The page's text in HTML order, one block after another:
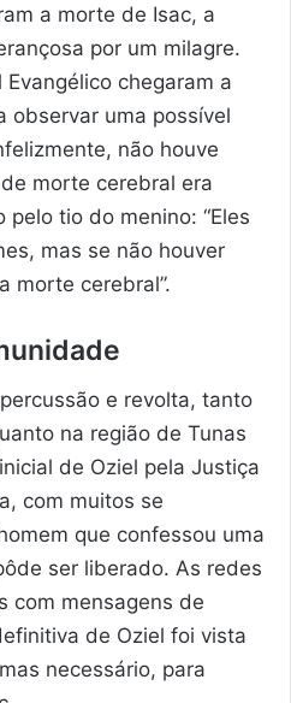
a morte de Isac, a
por um milagre.
chegaram a
observar uma possível
não houve
morte cerebral era
tio do menino: “Eles
mas se não houver
morte cerebral”.
e revolta, tanto
na região de Tunas
de Oziel pela Justiça
com muitos se
que confessou uma
ser liberado. As redes
com mensagens de
de Oziel foi vista
necessário, para